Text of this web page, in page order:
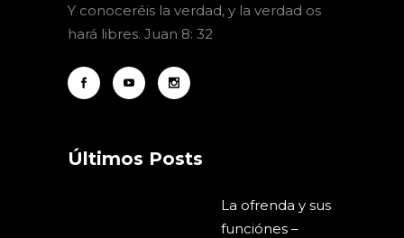
Y conoceréis la verdad, y la verdad os
hará libres. Juan 8: 32
Últimos Posts
La ofrenda y sus
funciónes –